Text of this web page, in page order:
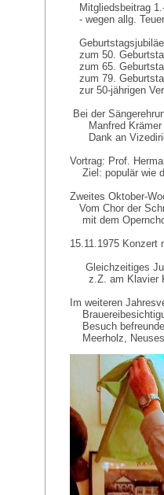
Mitgliedsbeitrag
- wegen allg.
zum 50.
zum 65.
zum 79.
zur 50-jährigen
Bei der
Manfred Krämer
Dank an
Vortrag: Prof.
Ziel: populär wie
Zweites Oktober-
Vom Chor der
mit dem
15.11.1975 Konzert
Gleichzeitiges
z.Z. am Klavier
Im weiteren
Besuch
Meerholz,